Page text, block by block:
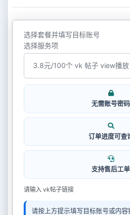
选择套餐并填写目标账号
选择服务项
无需账号密码
订单进度可查
支持售后工单
请输入 vk帖子链接
请按上方提示填写目标账号或内